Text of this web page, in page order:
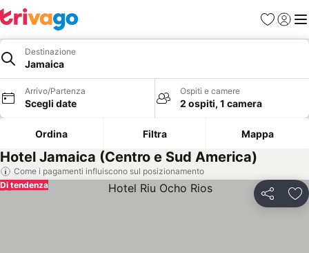
PreferitiAccedi
Destinazione
Jamaica
Arrivo/Partenza
Scegli date
Ospiti e camere
2 ospiti, 1 camera
Ordina Filtra Mappa
Hotel Jamaica (Centro e Sud America)
Come i pagamenti influiscono sul posizionamento
Condividi
Di tendenza